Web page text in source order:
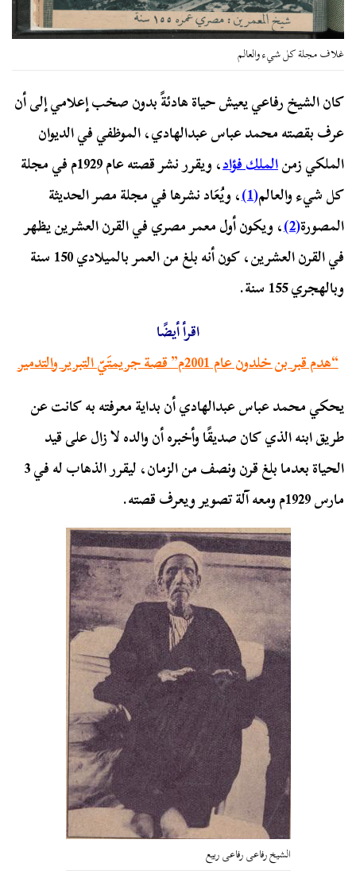
غلاف مجلة كل شيء والعالم
كان الشيخ رفاعي يعيش حياة هادئةً بدون صخب إعلامي إلى أن
عرف بقصته محمد عباس عبدالهادي، الموظفي في الديوان
الملكي زمنالملك فؤاد
، ويقرر نشر قصته عام 1929م في مجلة
كل شيء والعالم(1) ، ويُعَاد نشرها في مجلة مصر الحديثة
المصورة(2) ، ويكون أول معمر مصري في القرن العشرين يظهر
في القرن العشرين، كون أنه بلغ من العمر بالميلادي 150 سنة
وبالهجري 155 سنة.
اقرأ أيضًا
“هدم قبر بن خلدون عام 2001م” قصة جريمتَيّ التبرير والتدمير
يحكي محمد عباس عبدالهادي أن بداية معرفته به كانت عن
طريق ابنه الذي كان صديقًا وأخبره أن والده لا زال على قيد
الحياة بعدما بلغ قرن ونصف من الزمان، ليقرر الذهاب له في 3
مارس 1929م ومعه آلة تصوير ويعرف قصته.
الشيخ رفاعى رفاعى ربيع